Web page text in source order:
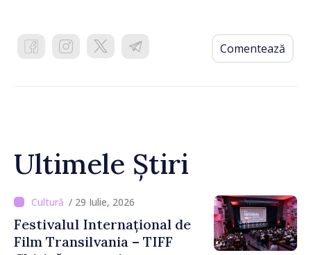
Comentează
Ultimele Știri
/ 29 Iulie, 2026
Festivalul Internațional de
Film Transilvania – TIFF